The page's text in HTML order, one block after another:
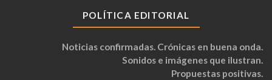
POLÍTICA EDITORIAL
Noticias confirmadas. Crónicas en buena onda.
Sonidos e imágenes que ilustran.
Propuestas positivas.